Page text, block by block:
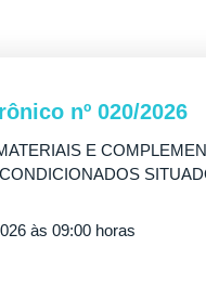
nº 020/2026
E
às 09:00 horas